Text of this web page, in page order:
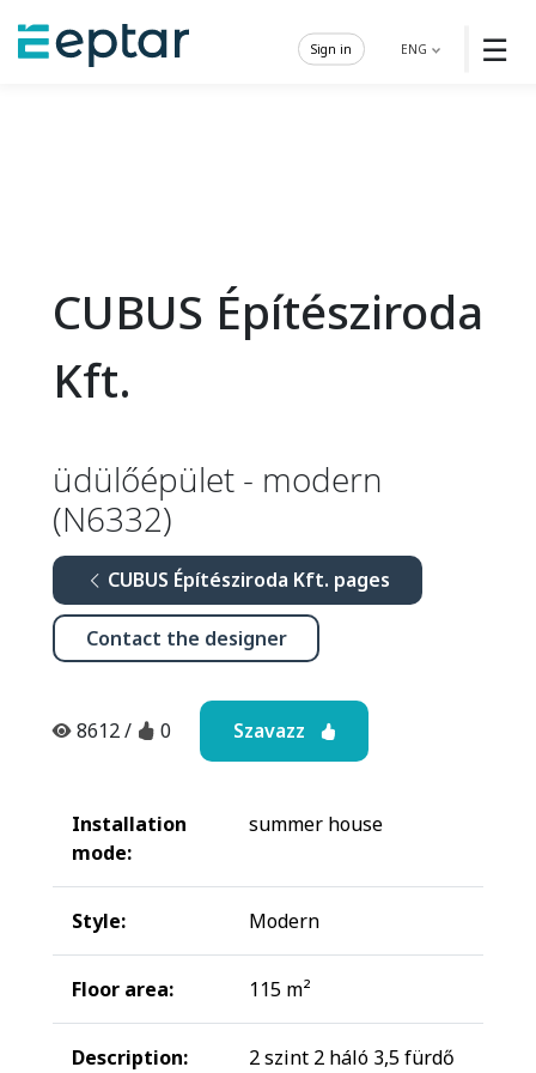
☰
ENG
Sign in
CUBUS Építésziroda
Kft.
üdülőépület - modern
(N6332)
CUBUS Építésziroda Kft. pages
Contact the designer
8612/ 0 Szavazz
Installation
mode:
summer house
Style: Modern
Floor area: 115 m²
Description:
2 szint 2 háló 3,5 fürdő